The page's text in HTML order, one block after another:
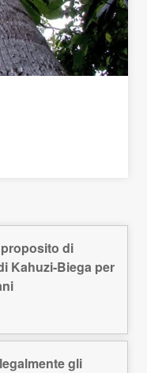
di
Kahuzi-Biega per
gli